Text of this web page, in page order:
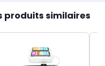
produits similaires